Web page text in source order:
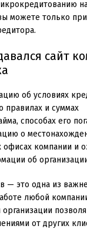
можете только
сайт
об условиях
правилах и суммах
способах его
о
компании и
об
— это одна из
любой
от других